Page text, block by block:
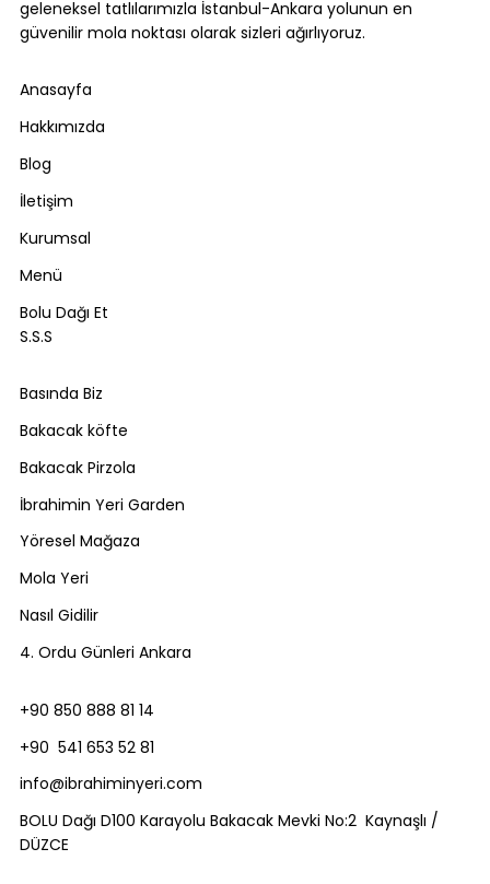
geleneksel tatlılarımızla İstanbul-Ankara yolunun en
güvenilir mola noktası olarak sizleri ağırlıyoruz.
Anasayfa
Hakkımızda
Blog
İletişim
Kurumsal
Menü
Bolu Dağı Et
S.S.S
Basında Biz
Bakacak köfte
Bakacak Pirzola
İbrahimin Yeri Garden
Yöresel Mağaza
Mola Yeri
Nasıl Gidilir
4. Ordu Günleri Ankara
+90 850 888 81 14
+90 541 653 52 81
info@ibrahiminyeri.com
BOLU Dağı D100 Karayolu Bakacak Mevki No:2 Kaynaşlı /
DÜZCE